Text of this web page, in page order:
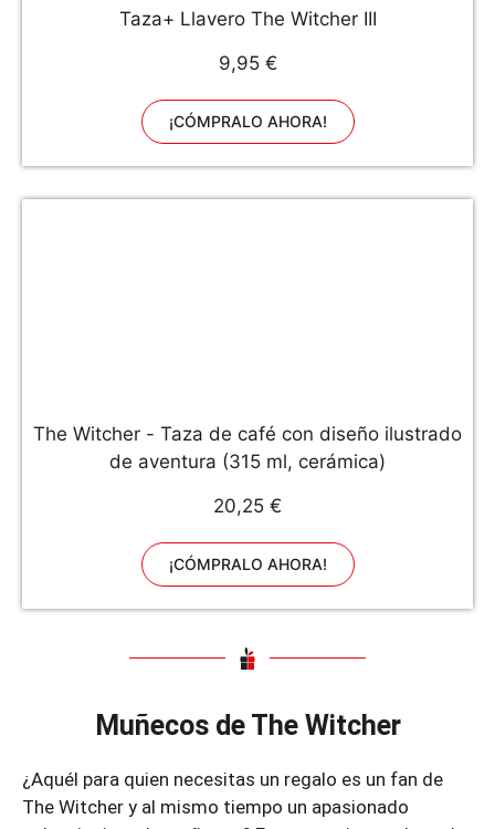
Taza+ Llavero The Witcher III
9,95 €
¡CÓMPRALO AHORA!
The Witcher - Taza de café con diseño ilustrado
de aventura (315 ml, cerámica)
20,25 €
¡CÓMPRALO AHORA!
Muñecos de The Witcher
¿Aquél para quien necesitas un regalo es un fan de
The Witcher y al mismo tiempo un apasionado